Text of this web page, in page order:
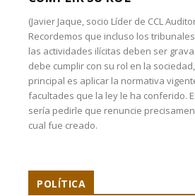
(Javier Jaque, socio Líder de CCL
Recordemos que incluso los
las actividades ilícitas deben ser
debe cumplir con su rol en la
principal es aplicar la normativa
facultades que la ley le ha conferido.
sería pedirle que renuncie
cual fue creado.
POLÍTICA